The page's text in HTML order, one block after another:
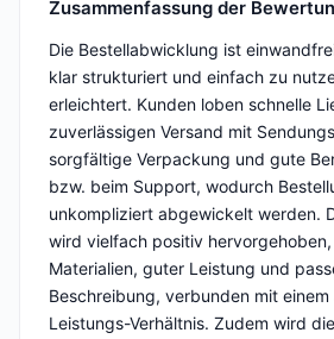
Zusammenfassung der
Die Bestellabwicklung ist
klar strukturiert und einfach zu
erleichtert. Kunden loben schnelle
zuverlässigen Versand mit
sorgfältige Verpackung und gute
bzw. beim Support, wodurch
unkompliziert abgewickelt werden.
wird vielfach positiv
Materialien, guter Leistung und
Beschreibung, verbunden mit
Leistungs-Verhältnis. Zudem wird